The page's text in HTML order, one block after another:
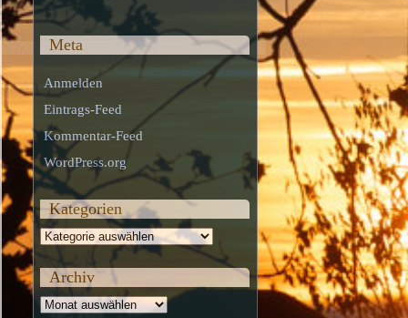
Meta
Anmelden
Eintrags-Feed
Kommentar-Feed
WordPress.org
Kategorien
Kategorien
Archiv
Archiv